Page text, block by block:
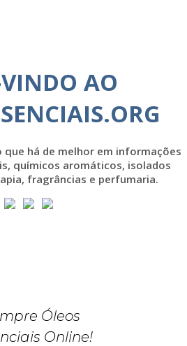
AO
que há de melhor em informações
químicos aromáticos, isolados
fragrâncias e perfumaria.
Óleos
Online!